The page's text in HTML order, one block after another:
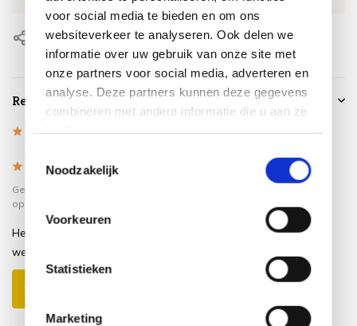
voor social media te bieden en om ons
websiteverkeer te analyseren. Ook delen we
informatie over uw gebruik van onze site met
onze partners voor social media, adverteren en
analyse. Deze partners kunnen deze gegevens
combineren met andere informatie die u aan ze
Noodzakelijk
Voorkeuren
Statistieken
Marketing
Delen
Reviews
5/ Based on 1 reviews
5/5
Gepost door:
op 21 Juni 2020
Het dekt de tafel netjes bij slecht
weer..
Schrijf je eigen review